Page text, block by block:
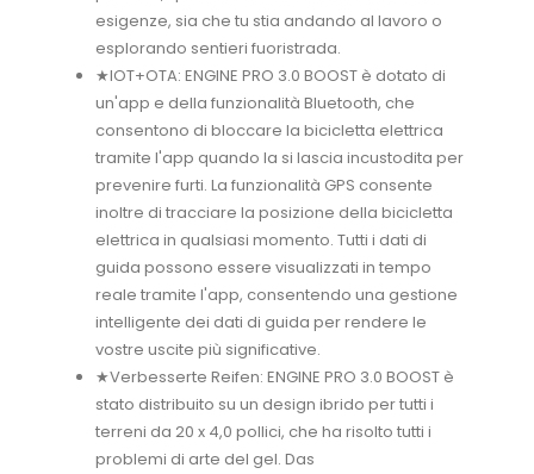
esigenze, sia che tu stia andando al lavoro o
esplorando sentieri fuoristrada.
★IOT+OTA: ENGINE PRO 3.0 BOOST è dotato di
un'app e della funzionalità Bluetooth, che
consentono di bloccare la bicicletta elettrica
tramite l'app quando la si lascia incustodita per
prevenire furti. La funzionalità GPS consente
inoltre di tracciare la posizione della bicicletta
elettrica in qualsiasi momento. Tutti i dati di
guida possono essere visualizzati in tempo
reale tramite l'app, consentendo una gestione
intelligente dei dati di guida per rendere le
vostre uscite più significative.
★Verbesserte Reifen: ENGINE PRO 3.0 BOOST è
stato distribuito su un design ibrido per tutti i
terreni da 20 x 4,0 pollici, che ha risolto tutti i
problemi di arte del gel. Das